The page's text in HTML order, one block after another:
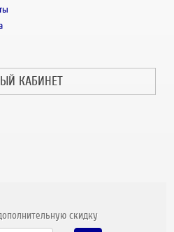
КАБИНЕТ
скидку